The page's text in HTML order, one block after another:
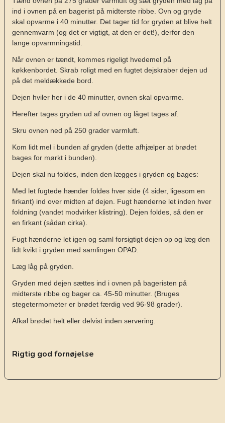
ind i ovnen på en bagerist på midterste ribbe. Ovn og gryde
skal opvarme i 40 minutter. Det tager tid for gryden at blive helt
gennemvarm (og det er vigtigt, at den er det!), derfor den
lange opvarmningstid.
Når ovnen er tændt, kommes rigeligt hvedemel på
køkkenbordet. Skrab roligt med en fugtet dejskraber dejen ud
på det meldækkede bord.
Dejen hviler her i de 40 minutter, ovnen skal opvarme.
Herefter tages gryden ud af ovnen og låget tages af.
Skru ovnen ned på 250 grader varmluft.
Kom lidt mel i bunden af gryden (dette afhjælper at brødet
bages for mørkt i bunden).
Dejen skal nu foldes, inden den lægges i gryden og bages:
Med let fugtede hænder foldes hver side (4 sider, ligesom en
firkant) ind over midten af dejen. Fugt hænderne let inden hver
foldning (vandet modvirker klistring). Dejen foldes, så den er
en firkant (sådan cirka).
Fugt hænderne let igen og saml forsigtigt dejen op og læg den
lidt kvikt i gryden med samlingen OPAD.
Læg låg på gryden.
Gryden med dejen sættes ind i ovnen på bageristen på
midterste ribbe og bager ca. 45-50 minutter. (Bruges
stegetermometer er brødet færdig ved 96-98 grader).
Afkøl brødet helt eller delvist inden servering.
Rigtig god fornøjelse